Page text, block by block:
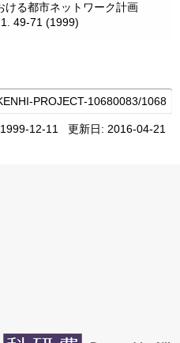
ける都市ネットワーク計画
49-71 (1999)
12-11 更新日: 2016-04-21